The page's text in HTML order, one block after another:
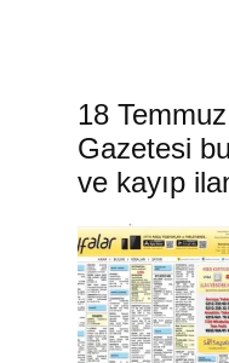
18
Gazetesi
ve kayıp